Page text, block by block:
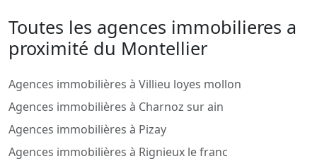
Toutes les agences immobilieres a
proximité du Montellier
Agences immobilières à Villieu loyes mollon
Agences immobilières à Charnoz sur ain
Agences immobilières à Pizay
Agences immobilières à Rignieux le franc